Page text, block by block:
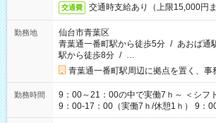
交通費 交通時支給あり（上限15,000円ま
勤務地
仙台市青葉区
青葉通一番町駅から徒歩5分 / あおば通
駅から徒歩8分 / …
青葉通一番町駅周辺に拠点を置く、事
勤務時間
9：00～21：00の中で実働7ｈ～ ＜シフト例＞ ●終わりも早め派
9：00-17：00（実働7ｈ/休憩1ｈ） 9：
憩1ｈ） 10：00-19：00（実働8ｈ/休憩1ｈ） ●朝ゆっ